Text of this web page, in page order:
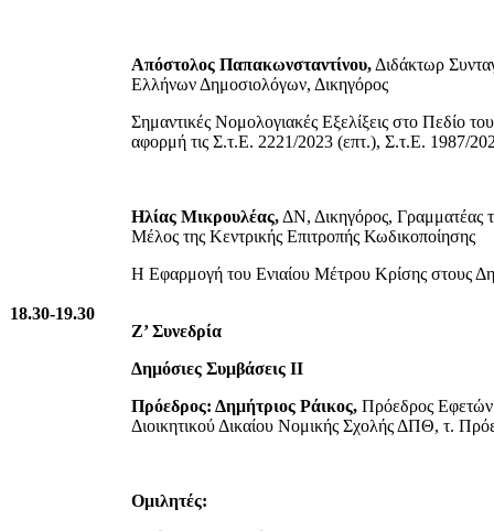
Απόστολος Παπακωνσταντίνου, Διδάκτωρ
Ελλήνων Δημοσιολόγων, Δικηγόρος
Σημαντικές Νομολογιακές Εξελίξεις στο Πεδίο
αφορμή τις Σ.τ.Ε. 2221/2023 (επτ.), Σ.τ.Ε. 1987/
Ηλίας Μικρουλέας, ΔΝ, Δικηγόρος, Γραμματέας
Μέλος της Κεντρικής Επιτροπής Κωδικοποίησης
Η Εφαρμογή του Ενιαίου Μέτρου Κρίσης στους
18.30-19.30
Ζ’ Συνεδρία
Δημόσιες Συμβάσεις ΙΙ
Πρόεδρος: Δημήτριος Ράικος, Πρόεδρος Εφετών
Διοικητικού Δικαίου Νομικής Σχολής ΔΠΘ, τ.
Ομιλητές: